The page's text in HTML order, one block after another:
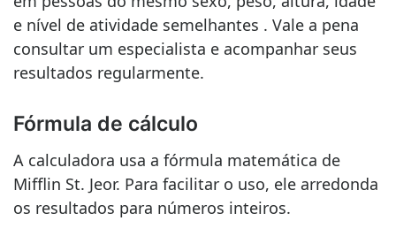
e nível de atividade semelhantes . Vale a pena
consultar um especialista e acompanhar seus
resultados regularmente.
Fórmula de cálculo
A calculadora usa a fórmula matemática de
Mifflin St. Jeor. Para facilitar o uso, ele arredonda
os resultados para números inteiros.